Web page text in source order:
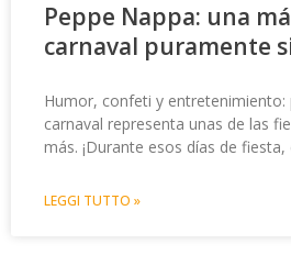
Peppe Nappa: una
carnaval puramente
Humor, confeti y entretenimiento:
carnaval representa unas de las
más. ¡Durante esos días de
LEGGI TUTTO »